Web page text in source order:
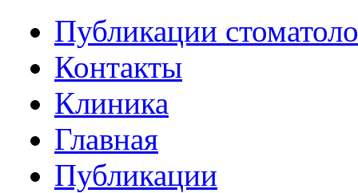
Публикации
Контакты
Клиника
Главная
Публикации